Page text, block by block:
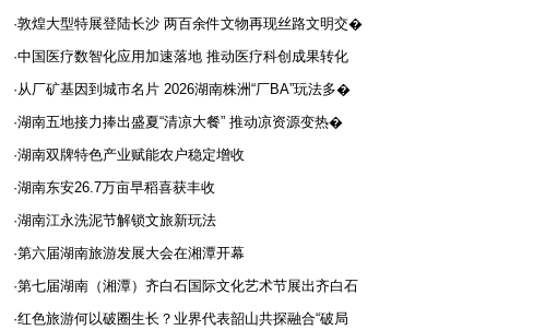
·敦煌大型特展登陆长沙 两百余件文物再现丝路文明交�
·中国医疗数智化应用加速落地 推动医疗科创成果转化
·从厂矿基因到城市名片 2026湖南株洲“厂BA”玩法多�
·湖南五地接力捧出盛夏“清凉大餐” 推动凉资源变热�
·湖南双牌特色产业赋能农户稳定增收
·湖南东安26.7万亩早稻喜获丰收
·湖南江永洗泥节解锁文旅新玩法
·第六届湖南旅游发展大会在湘潭开幕
·第七届湖南（湘潭）齐白石国际文化艺术节展出齐白石
·红色旅游何以破圈生长？业界代表韶山共探融合“破局